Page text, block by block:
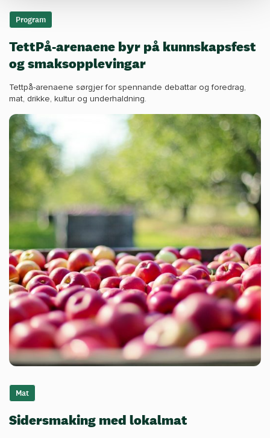
Program
TettPå-arenaene byr på kunnskapsfest
og smaksopplevingar
Tettpå-arenaene sørgjer for spennande debattar og foredrag,
mat, drikke, kultur og underhaldning.
Mat
Sidersmaking med lokalmat